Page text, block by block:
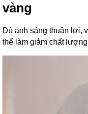
vàng
Dù ánh sáng thuận lợi,
thể làm giảm chất